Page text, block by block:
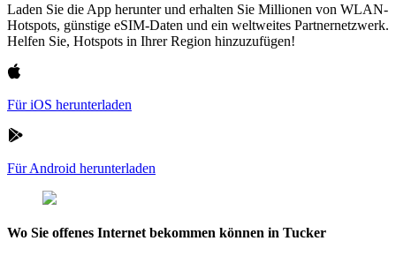
Laden Sie die App herunter und erhalten Sie Millionen von WLAN-
Hotspots, günstige eSIM-Daten und ein weltweites Partnernetzwerk.
Helfen Sie, Hotspots in Ihrer Region hinzuzufügen!
Für iOS herunterladen
Für Android herunterladen
Wo Sie offenes Internet bekommen können in Tucker